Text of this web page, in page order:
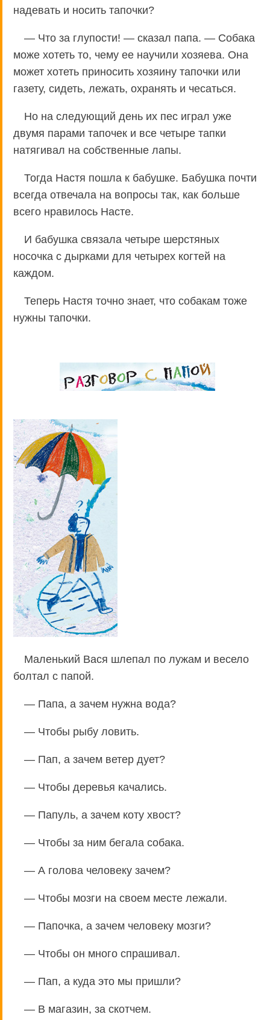
надевать и носить тапочки?
— Что за глупости! — сказал папа. — Собака
може хотеть то, чему ее научили хозяева. Она
может хотеть приносить хозяину тапочки или
газету, сидеть, лежать, охранять и чесаться.
Но на следующий день их пес играл уже
двумя парами тапочек и все четыре тапки
натягивал на собственные лапы.
Тогда Настя пошла к бабушке. Бабушка почти
всегда отвечала на вопросы так, как больше
всего нравилось Насте.
И бабушка связала четыре шерстяных
носочка с дырками для четырех когтей на
каждом.
Теперь Настя точно знает, что собакам тоже
нужны тапочки.
Маленький Вася шлепал по лужам и весело
болтал с папой.
— Папа, а зачем нужна вода?
— Чтобы рыбу ловить.
— Пап, а зачем ветер дует?
— Чтобы деревья качались.
— Папуль, а зачем коту хвост?
— Чтобы за ним бегала собака.
— А голова человеку зачем?
— Чтобы мозги на своем месте лежали.
— Папочка, а зачем человеку мозги?
— Чтобы он много спрашивал.
— Пап, а куда это мы пришли?
— В магазин, за скотчем.